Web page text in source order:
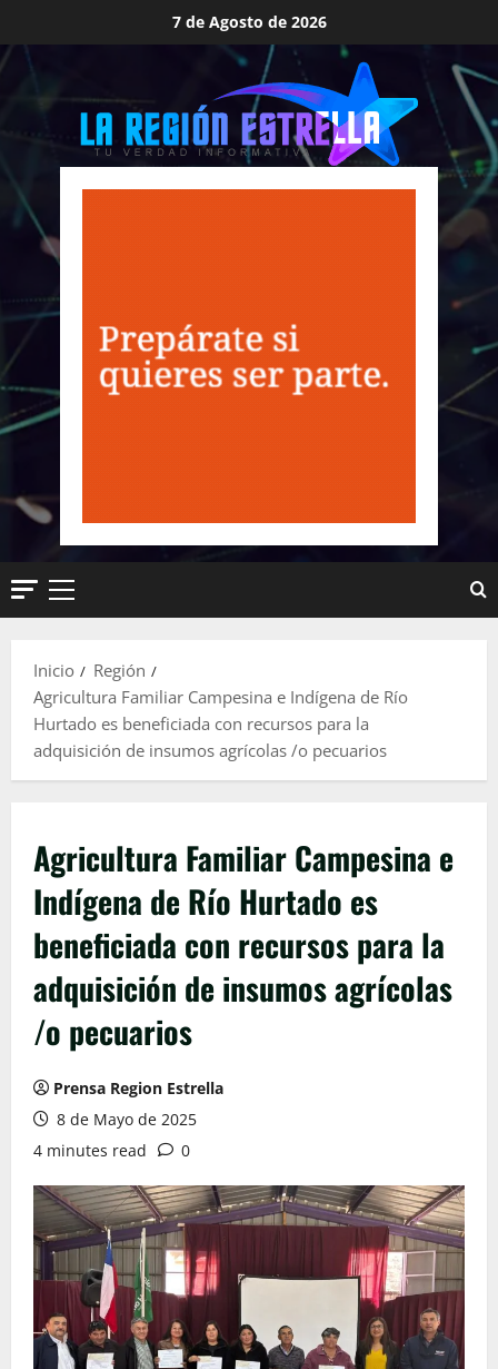
al
contenido
7 de Agosto de 2026
Menú
Inicio
Región
Agricultura Familiar Campesina e Indígena de Río
Hurtado es beneficiada con recursos para la
adquisición de insumos agrícolas /o pecuarios
Agricultura Familiar Campesina e
Indígena de Río Hurtado es
beneficiada con recursos para la
adquisición de insumos agrícolas
/o pecuarios
Prensa Region Estrella
8 de Mayo de 2025
4 minutes read
0